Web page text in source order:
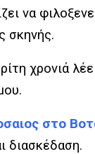
να
σκηνής.
χρονιά
στο
διασκέδαση.